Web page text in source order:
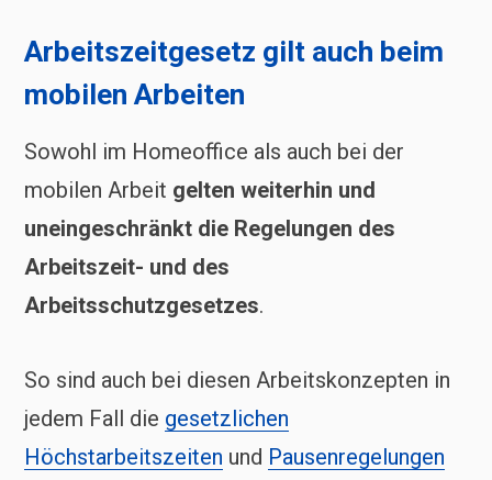
Arbeitszeitgesetz gilt auch beim
mobilen Arbeiten
Sowohl im Homeoffice als auch bei der
mobilen Arbeit gelten weiterhin und
uneingeschränkt die Regelungen des
Arbeitszeit- und des
Arbeitsschutzgesetzes.
So sind auch bei diesen Arbeitskonzepten in
jedem Fall die gesetzlichen
Höchstarbeitszeiten und Pausenregelungen